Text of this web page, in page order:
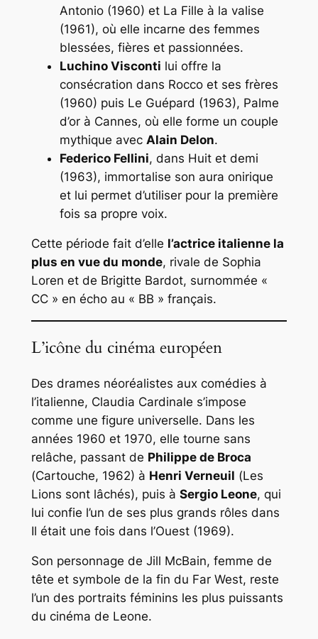
Antonio(1960) et La Fille à la valise
(1961), où elle incarne des femmes
blessées, fières et passionnées.
Luchino Visconti lui offre la
consécration dans Rocco et ses frères
(1960) puis Le Guépard (1963), Palme
d’or à Cannes, où elle forme un couple
mythique avec Alain Delon.
Federico Fellini, dans Huit et demi
(1963), immortalise son aura onirique
et lui permet d’utiliser pour la première
fois sa propre voix.
Cette période fait d’elle l’actrice italienne la
plus en vue du monde, rivale de Sophia
Loren et de Brigitte Bardot, surnommée «
CC » en écho au « BB » français.
L’icône du cinéma européen
Des drames néoréalistes aux comédies à
l’italienne, Claudia Cardinale s’impose
comme une figure universelle. Dans les
années 1960 et 1970, elle tourne sans
relâche, passant de Philippe de Broca
(Cartouche, 1962) à Henri Verneuil (Les
Lions sont lâchés), puis à Sergio Leone, qui
lui confie l’un de ses plus grands rôles dans
Il était une fois dans l’Ouest(1969).
Son personnage de Jill McBain, femme de
tête et symbole de la fin du Far West, reste
l’un des portraits féminins les plus puissants
du cinéma de Leone.